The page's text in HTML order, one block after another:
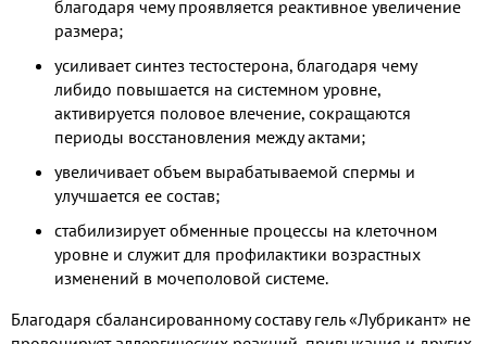
благодаря чему проявляется реактивное увеличение
размера;
усиливает синтез тестостерона, благодаря чему
либидо повышается на системном уровне,
активируется половое влечение, сокращаются
периоды восстановления между актами;
увеличивает объем вырабатываемой спермы и
улучшается ее состав;
стабилизирует обменные процессы на клеточном
уровне и служит для профилактики возрастных
изменений в мочеполовой системе.
Благодаря сбалансированному составу гель «Лубрикант» не